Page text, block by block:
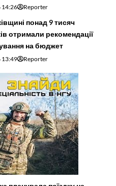
14:26 Reporter
понад 9 тисяч
отримали рекомендації
на бюджет
13:49 Reporter